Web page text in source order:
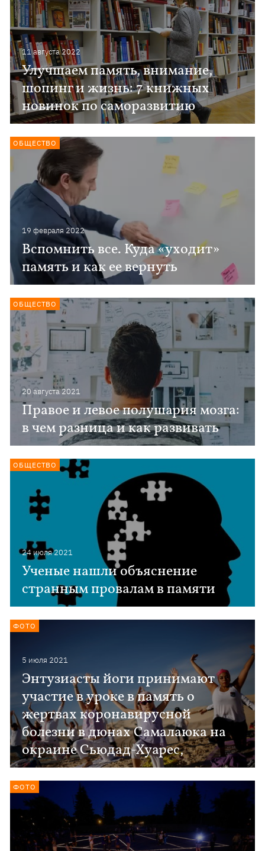
11 августа 2022
Улучшаем память, внимание,
шопинг и жизнь: 7 книжных
новинок по саморазвитию
19 февраля 2022
Вспомнить все. Куда «уходит»
память и как ее вернуть
ОБЩЕСТВО
20 августа 2021
Правое и левое полушария мозга:
в чем разница и как развивать
ОБЩЕСТВО
24 июля 2021
Ученые нашли объяснение
странным провалам в памяти
ОБЩЕСТВО
5 июля 2021
Энтузиасты йоги принимают
участие в уроке в память о
жертвах коронавирусной
болезни в дюнах Самалаюка на
окраине Сьюдад-Хуарес,
ФОТО
ФОТО